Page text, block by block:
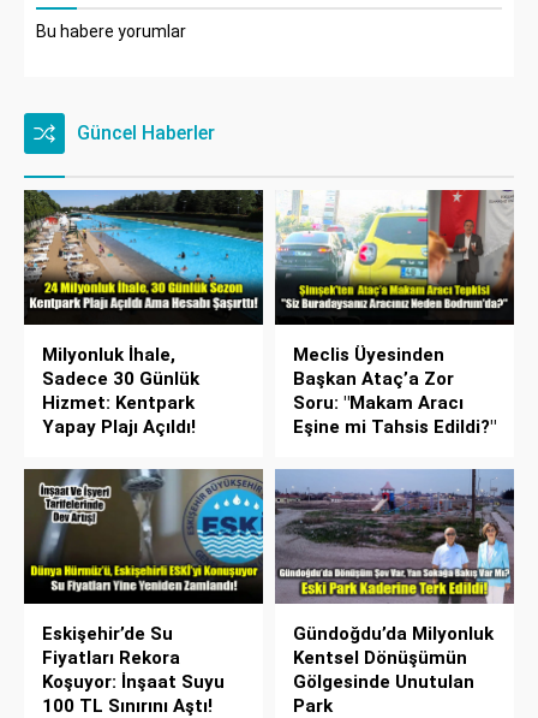
Bu habere yorumlar
Güncel Haberler
Milyonluk İhale,
Sadece 30 Günlük
Hizmet: Kentpark
Yapay Plajı Açıldı!
Meclis Üyesinden
Başkan Ataç’a Zor
Soru: "Makam Aracı
Eşine mi Tahsis Edildi?"
Eskişehir’de Su
Fiyatları Rekora
Koşuyor: İnşaat Suyu
100 TL Sınırını Aştı!
Gündoğdu’da Milyonluk
Kentsel Dönüşümün
Gölgesinde Unutulan
Park